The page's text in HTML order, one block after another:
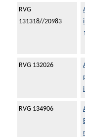
RVG
131318//20983
RVG 132026
RVG 134906